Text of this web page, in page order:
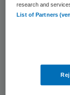
zorgt die in
zou niet
Extra
research and
List of Partners